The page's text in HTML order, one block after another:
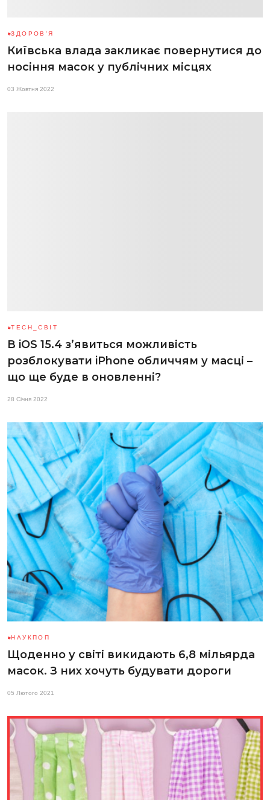
ЗДОРОВ'Я
Київська влада закликає повернутися до
носіння масок у публічних місцях
03 Жовтня 2022
TECH_СВІТ
В iOS 15.4 з’явиться можливість
розблокувати iPhone обличчям у масці –
що ще буде в оновленні?
28 Січня 2022
НАУКПОП
Щоденно у світі викидають 6,8 мільярда
масок. З них хочуть будувати дороги
05 Лютого 2021